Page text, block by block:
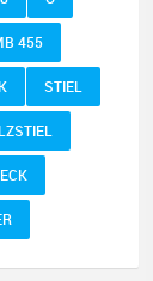
455
STIEL